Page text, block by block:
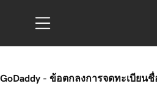
GoDaddy - ข้อตกลงการจดทะเบียนชื่